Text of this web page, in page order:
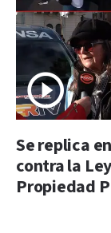
Se replica
contra la
Propiedad